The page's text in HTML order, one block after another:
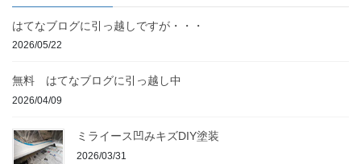
はてなブログに引っ越しですが・・・
2026/05/22
無料 はてなブログに引っ越し中
2026/04/09
ミライース凹みキズDIY塗装
2026/03/31